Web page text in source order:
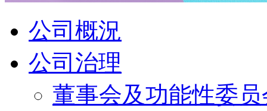
公司概況
公司治理
董事会及功能性委员